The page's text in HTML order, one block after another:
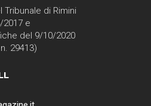
di Rimini
2017 e
del 9/10/2020
29413)